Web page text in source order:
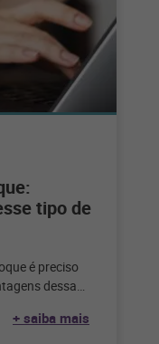
tipo de
é preciso
dessa
+ saiba mais